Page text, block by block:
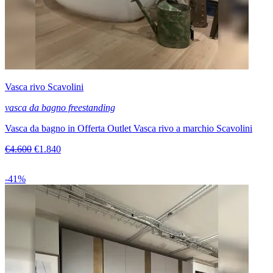
Vasca rivo Scavolini
vasca da bagno freestanding
Vasca da bagno in Offerta Outlet Vasca rivo a marchio Scavolini
€4.600 €1.840
-41%